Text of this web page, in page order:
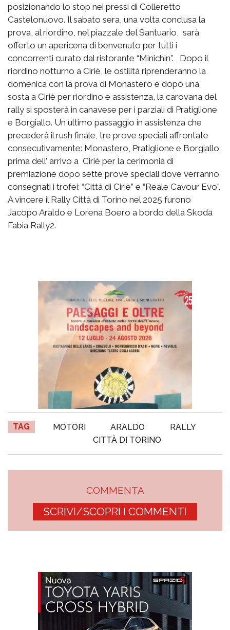
posizionando lo stop nei pressi di Colleretto
Castelonuovo. Il sabato sera, una volta conclusa la
prova, al riordino, nel piazzale del Santuario, sarà
offerto un apericena di benvenuto per tutti i
concorrenti curato dal ristorante “Minichin”. Dopo il
riordino notturno a Ciriè, le ostilità riprenderanno la
domenica con la prova di Monastero e dopo una
sosta a Ciriè per riordino e assistenza, la carovana del
rally si sposterà in canavese per i parziali di Pratiglione
e Borgiallo. Un ultimo passaggio in assistenza che
precederà il rush finale, tre prove speciali affrontate
consecutivamente: Monastero, Pratiglione e Borgiallo
prima dell’ arrivo a Ciriè per la cerimonia di
premiazione dopo sette prove speciali dove verranno
consegnati i trofei: “Città di Ciriè” e “Reale Cavour Evo”.
A vincere il Rally Città di Torino nel 2025 furono
Jacopo Araldo e Lorena Boero a bordo della Skoda
Fabia Rally2.
TAG MOTORI ARALDO
RALLY
CITTÀ DI TORINO
COMMENTA
SCRIVI/SCOPRI I COMMENTI